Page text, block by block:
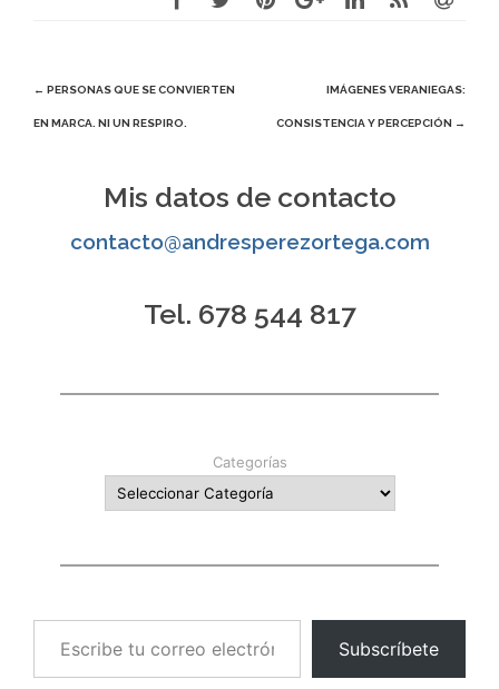
Navegación
de
← PERSONAS QUE SE CONVIERTEN
EN MARCA. NI UN RESPIRO.
IMÁGENES VERANIEGAS:
CONSISTENCIA Y PERCEPCIÓN →
Mis datos de contacto
contacto@andresperezortega.com
Tel. 678 544 817
Categorías
Escribe tu correo electrónico…
Subscríbete